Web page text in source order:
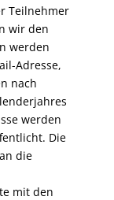
Teilnehmer
wir den
werden
Adresse,
nach
werden
Die
die
mit den